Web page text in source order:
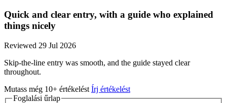
Quick and clear entry, with a guide who explained
things nicely
Reviewed 29 Jul 2026
Skip-the-line entry was smooth, and the guide stayed clear
throughout.
Mutass még 10+ értékelést Írj értékelést
Foglalási űrlap